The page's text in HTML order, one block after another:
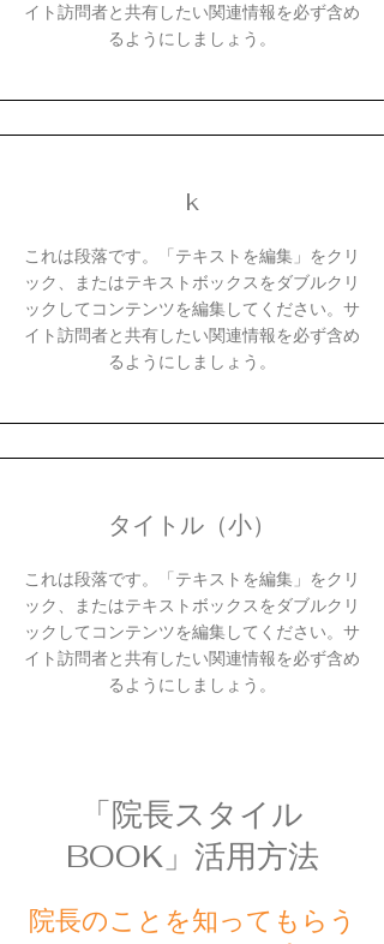
イト訪問者と共有したい関連情報を必ず含め
るようにしましょう。
​k
これは段落です。「テキストを編集」をクリ
ック、またはテキストボックスをダブルクリ
ックしてコンテンツを編集してください。サ
イト訪問者と共有したい関連情報を必ず含め
るようにしましょう。
タイトル（小）
これは段落です。「テキストを編集」をクリ
ック、またはテキストボックスをダブルクリ
ックしてコンテンツを編集してください。サ
イト訪問者と共有したい関連情報を必ず含め
るようにしましょう。
「院長スタイル
BOOK」活用方法
​院長のことを知ってもらう